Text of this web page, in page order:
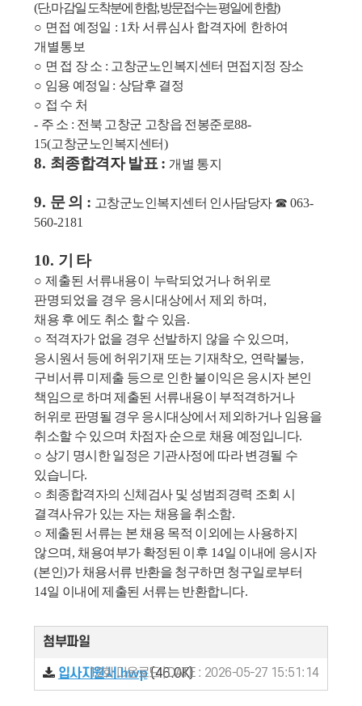
(단,마감일 도착분에 한함,방문접수는 평일에 한함)
○ 면접 예정일 : 1 차 서류심사 합격자에 한하여
개별통보
○ 면 접 장 소 : 고창군노인복지센터 면접지정 장소
○ 임용 예정일 : 상담후 결정
○ 접 수 처
- 주 소 : 전북 고창군 고창읍 전봉준로88-
15(고창군노인복지센터)
8. 최종합격자 발표 : 개별 통지
9. 문 의 : 고창군노인복지센터 인사담당자 ☎063-
560-2181
10. 기 타
○ 제출된 서류내용이 누락되었거나 허위로
판명되었을 경우 응시대상에서 제외 하며 ,
채용 후 에도 취소 할 수 있음.
○ 적격자가 없을 경우 선발하지 않을 수 있으며 ,
응시원서 등에 허위기재 또는 기재착오, 연락불능,
구비서류 미제출 등으로 인한 불이익은 응시자 본인
책임으로 하며 제출된 서류내용이 부적격하거나
허위로 판명될 경우 응시대상에서 제외하거나 임용을
취소할 수 있으며 차점자 순으로 채용 예정입니다.
○ 상기 명시한 일정은 기관사정에 따라 변경될 수
있습니다.
○ 최종합격자의 신체검사 및 성범죄경력 조회 시
결격사유가 있는 자는 채용을 취소함.
○ 제출된 서류는 본 채용 목적 이외에는 사용하지
않으며 , 채용여부가 확정된 이후 14일 이내에 응시자
(본인)가 채용서류 반환을 청구하면 청구일로부터
14일 이내에 제출된 서류는 반환합니다.
첨부파일
입사지원서.hwp(46.0K)
12회 다운로드 | DATE : 2026-05-27 15:51:14